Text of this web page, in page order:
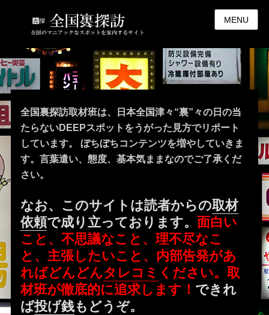
MENU
全国裏探訪取材班は、日本全国津々“裏”々の日の当
たらないDEEPスポットをうがった見方でリポート
しています。 ぼちぼちコンテンツを増やしていきま
す。言葉遣い、態度、基本気ままなのでご了承くだ
さい。
なお、このサイトは読者からの取材
依頼で成り立っております。面白い
こと、不思議なこと、理不尽なこ
と、主張したいこと、内部告発があ
ればどんどんタレコミ ください。取
材班が徹底的に追求します！ できれ
ば投げ銭もどうぞ。